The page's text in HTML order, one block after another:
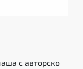
с авторско